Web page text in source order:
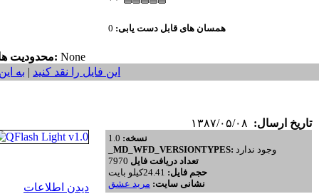
همسان های قابل دست یابی:
محدودیت ها: None
این فایل را نقد کنید | به
تاریخ ارسال:
دیدن اطلاعات
نسخه:
_MD_WFD_VERSIONTYPES: وجود ندارد
تعداد دریافت فایل
حجم فایل:
نشانی سایت: مريد عشق